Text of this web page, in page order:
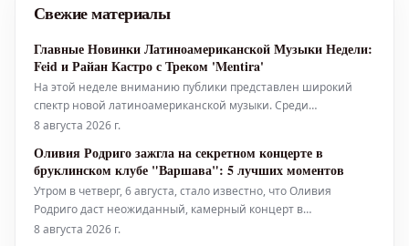
Свежие материалы
Главные Новинки Латиноамериканской Музыки Недели:
Feid и Райан Кастро с Треком 'Mentira'
На этой неделе вниманию публики представлен широкий
спектр новой латиноамериканской музыки. Среди
рекомендованных редакторами Billboard Latin и Billboard
'Yo Era Poesía' от Алехандро Санса и Эдена Муньоса, 'Verano
En La Ciudad' о
8 августа 2026 г.
Оливия Родриго зажгла на секретном концерте в
бруклинском клубе "Варшава": 5 лучших моментов
Утром в четверг, 6 августа, стало известно, что Оливия
Родриго даст неожиданный, камерный концерт в
бруклинском клубе "Варшава" – панк-площадке в стиле
8 августа 2026 г.